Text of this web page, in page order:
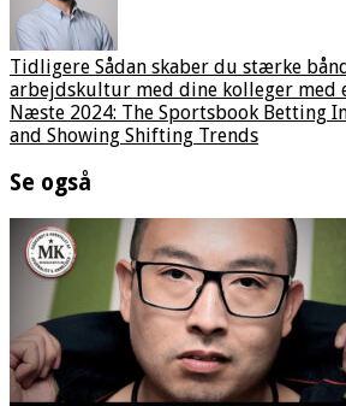
Tidligere Sådan skaber du stærke
arbejdskultur med dine kolleger med
Næste 2024: The Sportsbook Betting
and Showing Shifting Trends
Se også